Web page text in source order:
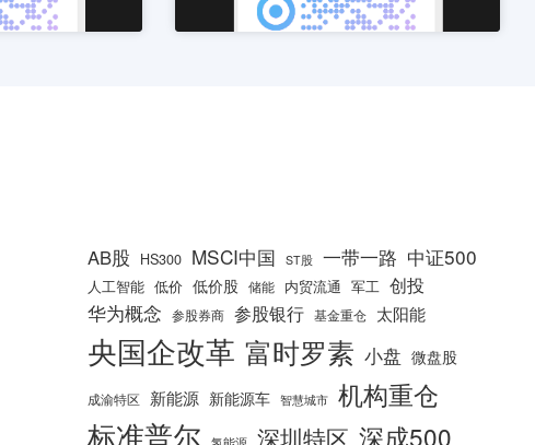
AB股 HS300 MSCI中国 ST股 一带一路 中证500
人工智能 低价 低价股 储能 内贸流通 军工 创投
华为概念 参股券商 参股银行 基金重仓 太阳能
央国企改革 富时罗素 小盘 微盘股
成渝特区 新能源 新能源车 智慧城市 机构重仓
标准普尔 氢能源 深圳特区 深成500